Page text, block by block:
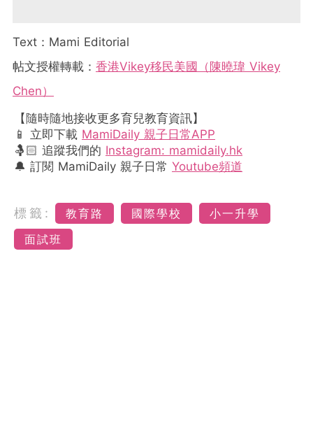
Text：Mami Editorial
帖文授權轉載： 香港Vikey移民美國（陳曉瑋 Vikey
Chen）
【隨時隨地接收更多育兒教育資訊】
📱 立即下載 MamiDaily 親子日常APP
🤱🏻 追蹤我們的 Instagram: mamidaily.hk
🔔 訂閱 MamiDaily 親子日常 Youtube頻道
標籤: 教育路 國際學校
小一升學
面試班